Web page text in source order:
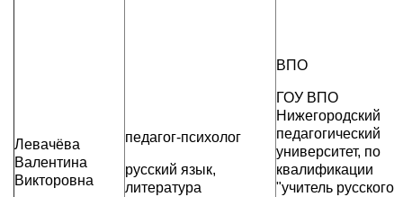
Левачёва
Валентина
Викторовна
педагог-психолог
русский язык,
литература
ВПО
ГОУ ВПО
Нижегородский
педагогический
университет, по
квалификации
"учитель русского